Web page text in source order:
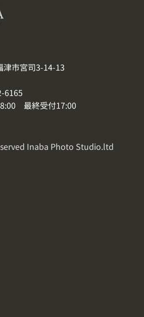
津市宮司3-14-13
6165
最終受付17:00
Inaba Photo Studio.ltd